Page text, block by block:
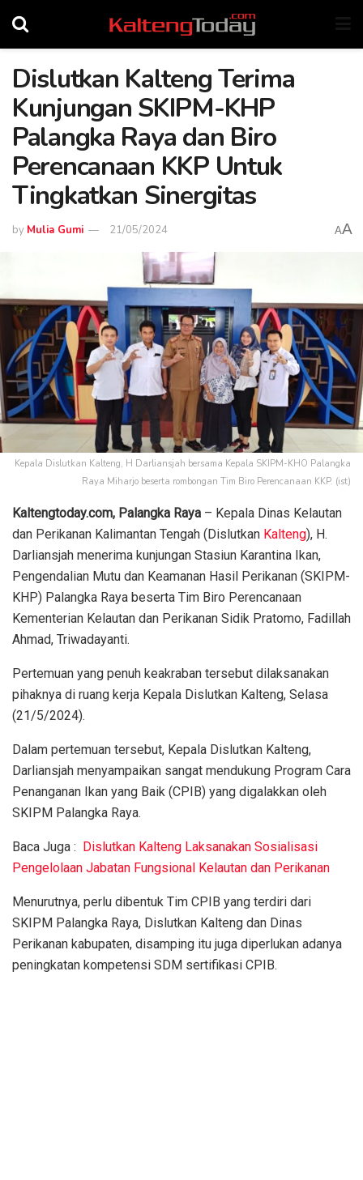
Dislutkan Kalteng Terima
Kunjungan SKIPM-KHP
Palangka Raya dan Biro
Perencanaan KKP Untuk
Tingkatkan Sinergitas
by Mulia Gumi 21/05/2024 AA
Kepala Dislutkan Kalteng, H Darliansjah bersama Kepala SKIPM-KHO Palangka
Raya Miharjo beserta rombongan Tim Biro Perencanaan KKP. (ist)
Kaltengtoday.com, Palangka Raya – Kepala Dinas Kelautan
dan Perikanan Kalimantan Tengah (Dislutkan Kalteng), H.
Darliansjah menerima kunjungan Stasiun Karantina Ikan,
Pengendalian Mutu dan Keamanan Hasil Perikanan (SKIPM-
KHP) Palangka Raya beserta Tim Biro Perencanaan
Kementerian Kelautan dan Perikanan Sidik Pratomo, Fadillah
Ahmad, Triwadayanti.
Pertemuan yang penuh keakraban tersebut dilaksanakan
pihaknya di ruang kerja Kepala Dislutkan Kalteng, Selasa
(21/5/2024).
Dalam pertemuan tersebut, Kepala Dislutkan Kalteng,
Darliansjah menyampaikan sangat mendukung Program Cara
Penanganan Ikan yang Baik (CPIB) yang digalakkan oleh
SKIPM Palangka Raya.
Baca Juga : Dislutkan Kalteng Laksanakan Sosialisasi
Pengelolaan Jabatan Fungsional Kelautan dan Perikanan
Menurutnya, perlu dibentuk Tim CPIB yang terdiri dari
SKIPM Palangka Raya, Dislutkan Kalteng dan Dinas
Perikanan kabupaten, disamping itu juga diperlukan adanya
peningkatan kompetensi SDM sertifikasi CPIB.